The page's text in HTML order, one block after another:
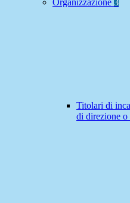
Organizzazione 3
Titolari di
di direzione